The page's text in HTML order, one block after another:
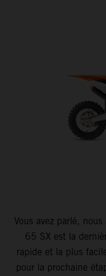
Vous avez parlé,
65 SX est la
rapide et la plus
pour la prochaine